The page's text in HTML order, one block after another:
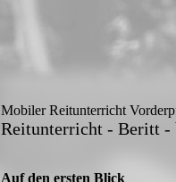
Mobiler Reitunterricht
Reitunterricht - Beritt -
Auf den ersten Blick